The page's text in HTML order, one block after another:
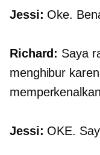
Jessi: Oke.
Richard: Saya
menghibur
Jessi: OKE.